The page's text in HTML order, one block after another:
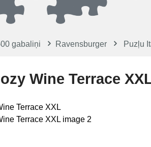
gabaliņi Ravensburger Puzļu
Wine Terrace